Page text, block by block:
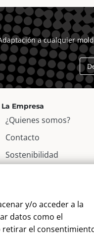
a cualquier
La Empresa
¿Quienes somos?
Contacto
Sostenibilidad
Aviso Legal
Términos y Condiciones
y/o acceder a la
datos como el
retirar el